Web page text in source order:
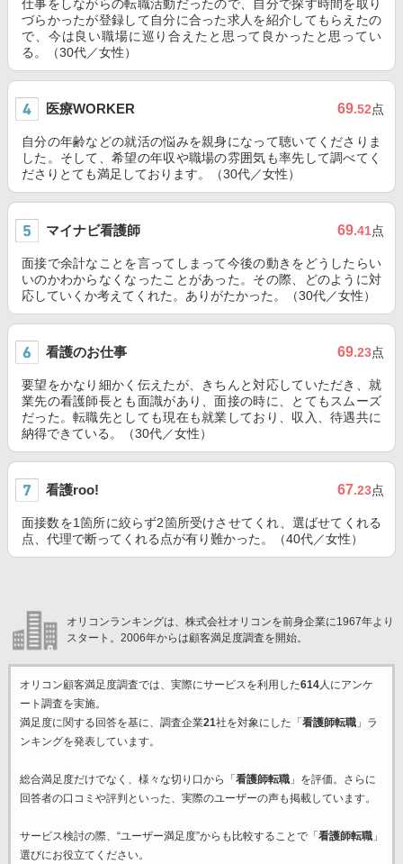
仕事をしながらの転職活動だったので、自分で探す時間を取り
づらかったが登録して自分に合った求人を紹介してもらえたの
で、今は良い職場に巡り合えたと思って良かったと思ってい
る。（30代／女性）
医療WORKER 69.52点
自分の年齢などの就活の悩みを親身になって聴いてくださりま
した。そして、希望の年収や職場の雰囲気も率先して調べてく
ださりとても満足しております。（30代／女性）
マイナビ看護師 69.41点
面接で余計なことを言ってしまって今後の動きをどうしたらい
いのかわからなくなったことがあった。その際、どのように対
応していくか考えてくれた。ありがたかった。（30代／女性）
看護のお仕事 69.23点
要望をかなり細かく伝えたが、きちんと対応していただき、就
業先の看護師長とも面識があり、面接の時に、とてもスムーズ
だった。転職先としても現在も就業しており、収入、待遇共に
納得できている。（30代／女性）
看護roo! 67.23点
面接数を1箇所に絞らず2箇所受けさせてくれ、選ばせてくれる
点、代理で断ってくれる点が有り難かった。（40代／女性）
オリコンランキングは、株式会社オリコンを前身企業に1967年より
スタート。2006年からは顧客満足度調査を開始。
オリコン顧客満足度調査では、実際にサービスを利用した614人にアンケ
ート調査を実施。
満足度に関する回答を基に、調査企業21社を対象にした「 看護師転職」ラ
ンキングを発表しています。
総合満足度だけでなく、様々な切り口から「 看護師転職」を評価。さらに
回答者の口コミや評判といった、実際のユーザーの声も掲載しています。
サービス検討の際、“ユーザー満足度”からも比較することで「 看護師転職」
選びにお役立てください。